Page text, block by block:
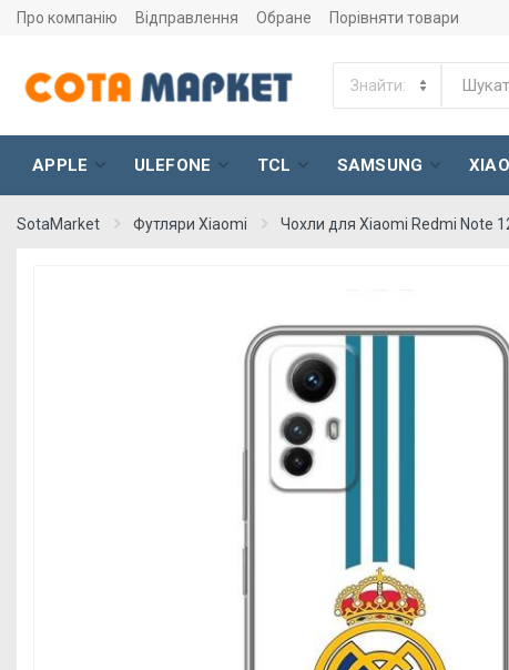
Про компанію Відправлення Обране Порівняти товари
APPLE ULEFONE TCL SAMSUNG
SotaMarket Футляри Xiaomi Чохли для Xiaomi Redmi Note